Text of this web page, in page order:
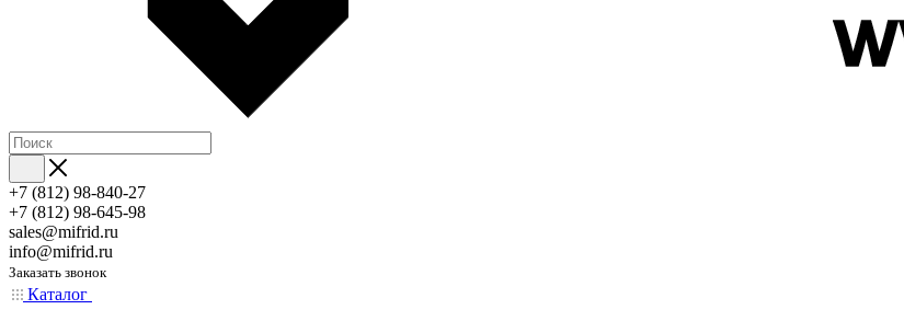
+7 (812) 98-840-27
+7 (812) 98-645-98
sales@mifrid.ru
info@mifrid.ru
Заказать звонок
Каталог